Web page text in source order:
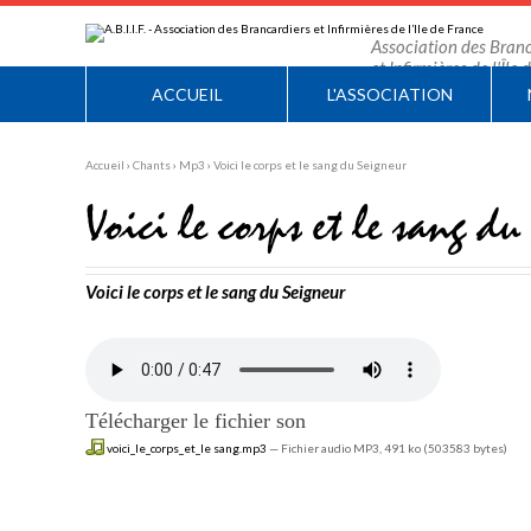
au
contenu.
Aller
personnels
Association des
et Infirmières de l'Île
ACCUEIL L'ASSOCIATION
Accueil › Chants› Mp3 › Voici le corps et le sang du Seigneur
Voici le corps et le sang du
Voici le corps et le sang du Seigneur
Télécharger le fichier son
voici_le_corps_et_le sang.mp3 — Fichier audio MP3, 491 ko (503583 bytes)